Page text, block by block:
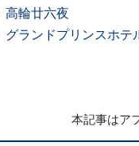
高輪廿六夜
グランドプリンスホテ
本記事はア